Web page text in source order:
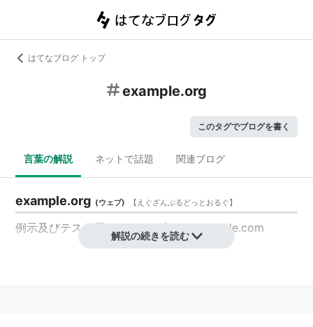
はてなブログ トップ
example.org
このタグでブログを書く
言葉の解説 ネットで話題 関連ブログ
example.org (ウェブ) 【 えぐざんぷるどっとおるぐ】
例示及びテスト用のドメイン名。→example.com
解説の続きを読む